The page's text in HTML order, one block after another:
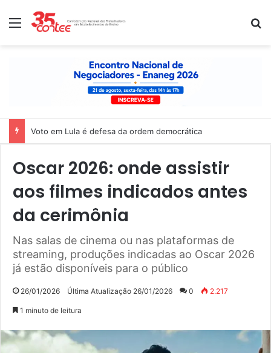
Menu
Voto em Lula é defesa da ordem democrática
Oscar 2026: onde assistir
aos filmes indicados antes
da cerimônia
Nas salas de cinema ou nas plataformas de
streaming, produções indicadas ao Oscar 2026
já estão disponíveis para o público
26/01/2026 Última Atualização 26/01/2026 0 2.217
1 minuto de leitura